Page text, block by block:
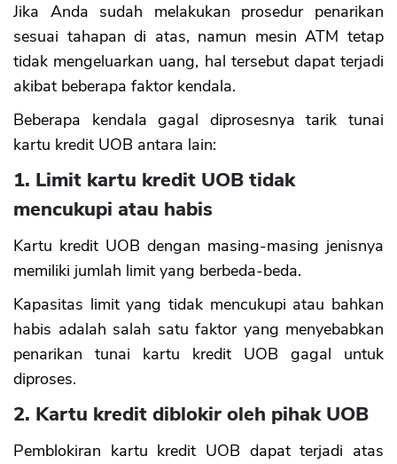
Jika Anda sudah melakukan prosedur penarikan
sesuai tahapan di atas, namun mesin ATM tetap
tidak mengeluarkan uang, hal tersebut dapat terjadi
akibat beberapa faktor kendala.
Beberapa kendala gagal diprosesnya tarik tunai
kartu kredit UOB antara lain:
1. Limit kartu kredit UOB tidak
mencukupi atau habis
Kartu kredit UOB dengan masing-masing jenisnya
memiliki jumlah limit yang berbeda-beda.
Kapasitas limit yang tidak mencukupi atau bahkan
habis adalah salah satu faktor yang menyebabkan
penarikan tunai kartu kredit UOB gagal untuk
diproses.
2. Kartu kredit diblokir oleh pihak UOB
Pemblokiran kartu kredit UOB dapat terjadi atas